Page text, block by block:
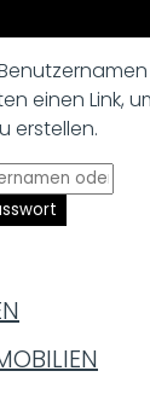
einen Link,
erstellen.